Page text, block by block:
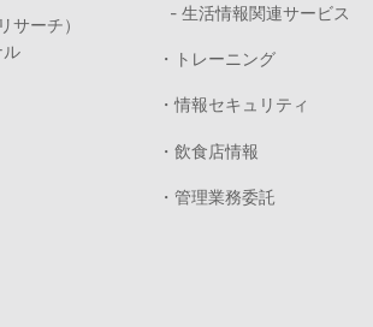
サーチ）
- 生活情報関連サービス
・トレーニング
・情報セキュリティ
・飲食店情報
・管理業務委託